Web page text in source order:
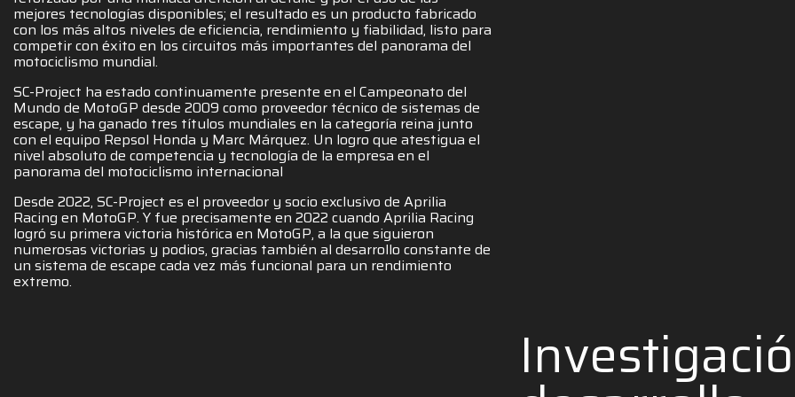
mejores tecnologías disponibles; el resultado es un producto fabricado
con los más altos niveles de eficiencia, rendimiento y fiabilidad, listo para
competir con éxito en los circuitos más importantes del panorama del
motociclismo mundial.
SC-Project ha estado continuamente presente en el Campeonato del
Mundo de MotoGP desde 2009 como proveedor técnico de sistemas de
escape, y ha ganado tres títulos mundiales en la categoría reina junto
con el equipo Repsol Honda y Marc Márquez. Un logro que atestigua el
nivel absoluto de competencia y tecnología de la empresa en el
panorama del motociclismo internacional
Desde 2022, SC-Project es el proveedor y socio exclusivo de Aprilia
Racing en MotoGP. Y fue precisamente en 2022 cuando Aprilia Racing
logró su primera victoria histórica en MotoGP, a la que siguieron
numerosas victorias y podios, gracias también al desarrollo constante de
un sistema de escape cada vez más funcional para un rendimiento
extremo.